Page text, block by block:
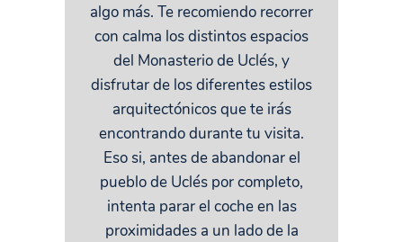
algo más. Te recomiendo recorrer
con calma los distintos espacios
del Monasterio de Uclés, y
disfrutar de los diferentes estilos
arquitectónicos que te irás
encontrando durante tu visita.
Eso si, antes de abandonar el
pueblo de Uclés por completo,
intenta parar el coche en las
proximidades a un lado de la